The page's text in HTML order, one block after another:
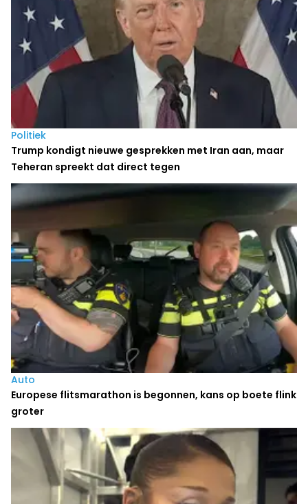
Politiek
Trump kondigt nieuwe gesprekken met Iran aan, maar
Teheran spreekt dat direct tegen
Auto
Europese flitsmarathon is begonnen, kans op boete flink
groter